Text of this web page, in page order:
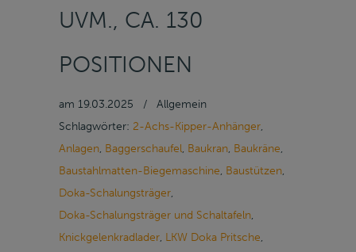
UVM., CA. 130
POSITIONEN
am 19.03.2025 /
Allgemein
Schlagwörter: 2-Achs-Kipper-Anhänger,
Anlagen, Baggerschaufel, Baukran, Baukräne,
Baustahlmatten-Biegemaschine, Baustützen,
Doka-Schalungsträger,
Doka-Schalungsträger und Schaltafeln,
Knickgelenkradlader, LKW Doka Pritsche,